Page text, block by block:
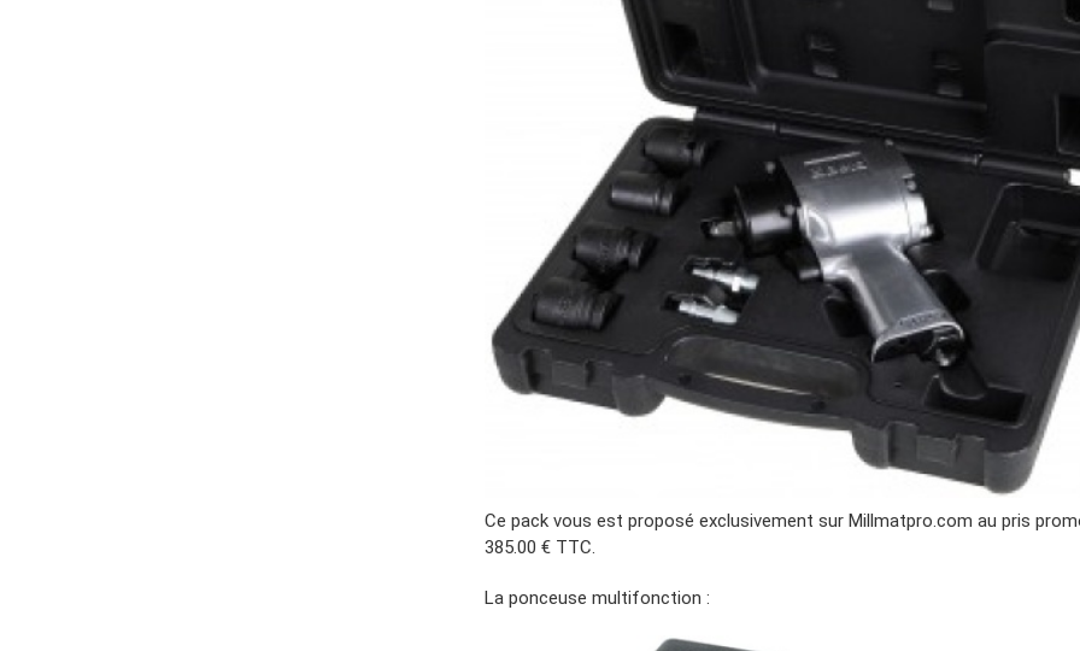
Ce pack vous est proposé exclusivement sur Millmatpro.com au pris
385.00 € TTC.
La ponceuse multifonction :